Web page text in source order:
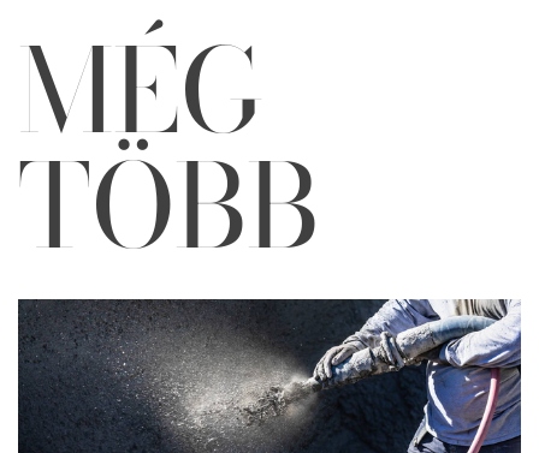
MÉG
TÖBB